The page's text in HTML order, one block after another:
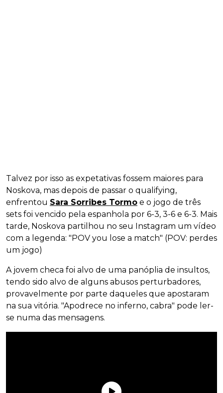
Talvez por isso as expetativas fossem maiores para
Noskova, mas depois de passar o qualifying,
enfrentou Sara Sorribes Tormo e o jogo de três
sets foi vencido pela espanhola por 6-3, 3-6 e 6-3. Mais
tarde, Noskova partilhou no seu Instagram um vídeo
com a legenda: "POV you lose a match" (POV: perdes
um jogo)
A jovem checa foi alvo de uma panóplia de insultos,
tendo sido alvo de alguns abusos perturbadores,
provavelmente por parte daqueles que apostaram
na sua vitória. "Apodrece no inferno, cabra" pode ler-
se numa das mensagens.